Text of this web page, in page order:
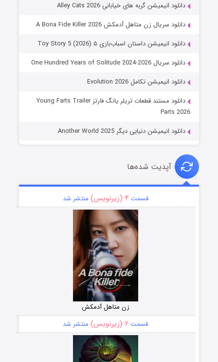
دانلود انیمیشن گربه های خیابانی Alley Cats 2026
دانلود سریال زن متاهل آدمکش A Bona Fide Killer 2026
دانلود انیمیشن داستان اسباب‌بازی ۵ Toy Story 5 (2026)
دانلود سریال One Hundred Years of Solitude 2024-2026
دانلود انیمیشن تکامل Evolution 2026
دانلود مستند قطعات تریلر یانگ فارتز Young Farts Trailer
Parts 2026
دانلود انیمیشن دنیایی دیگر Another World 2025
آپدیت شده‌ها
قسمت۴ (زیرنویس) منتشر شد
زن متاهل آدمکش
قسمت ۶ (زیرنویس) منتشر شد